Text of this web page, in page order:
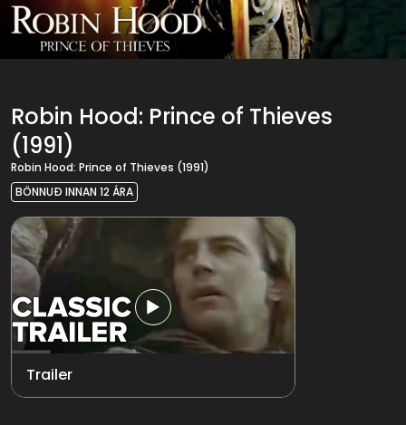
Ópera
Robin Hood: Prince of Thieves
(1991)
Robin Hood: Prince of Thieves (1991)
BÖNNUÐ INNAN 12 ÁRA
Trailer